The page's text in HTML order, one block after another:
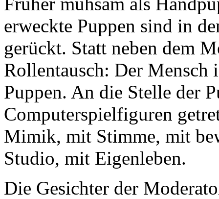
erweckte Puppen sind in
gerückt. Statt neben dem
Rollentausch: Der Mensch
Puppen. An die Stelle der
Computerspielfiguren
Mimik, mit Stimme, mit
Studio, mit Eigenleben.
Die Gesichter der